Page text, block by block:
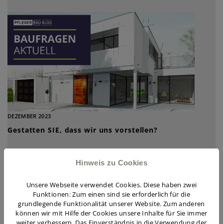
DEZEMBER 2023
Gestatten SIE, dass wir uns vorstellen?
Hinweis zu Cookies
Unsere Webseite verwendet Cookies. Diese haben zwei
Funktionen: Zum einen sind sie erforderlich für die
grundlegende Funktionalität unserer Website. Zum anderen
können wir mit Hilfe der Cookies unsere Inhalte für Sie immer